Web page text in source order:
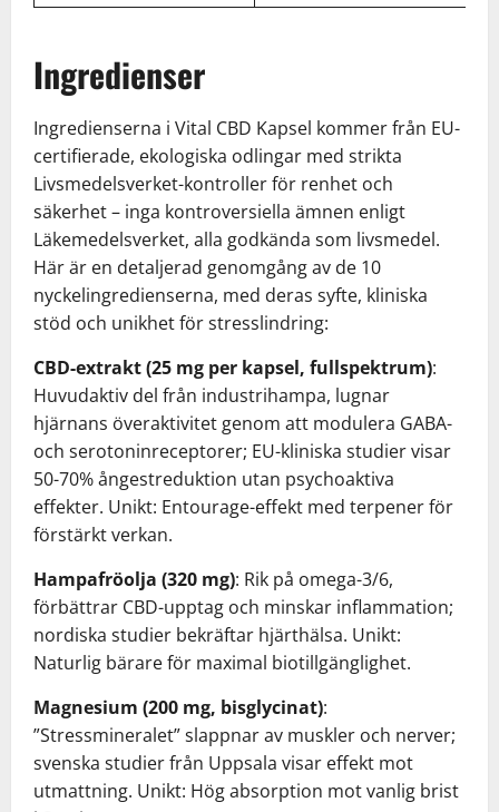
Ingredienser
Ingredienserna i Vital CBD Kapsel kommer från EU-
certifierade, ekologiska odlingar med strikta
Livsmedelsverket-kontroller för renhet och
säkerhet – inga kontroversiella ämnen enligt
Läkemedelsverket, alla godkända som livsmedel.
Här är en detaljerad genomgång av de 10
nyckelingredienserna, med deras syfte, kliniska
stöd och unikhet för stresslindring:
CBD-extrakt (25 mg per kapsel, fullspektrum):
Huvudaktiv del från industrihampa, lugnar
hjärnans överaktivitet genom att modulera GABA-
och serotoninreceptorer; EU-kliniska studier visar
50-70% ångestreduktion utan psychoaktiva
effekter. Unikt: Entourage-effekt med terpener för
förstärkt verkan.
Hampafröolja (320 mg): Rik på omega-3/6,
förbättrar CBD-upptag och minskar inflammation;
nordiska studier bekräftar hjärthälsa. Unikt:
Naturlig bärare för maximal biotillgänglighet.
Magnesium (200 mg, bisglycinat):
”Stressmineralet” slappnar av muskler och nerver;
svenska studier från Uppsala visar effekt mot
utmattning. Unikt: Hög absorption mot vanlig brist